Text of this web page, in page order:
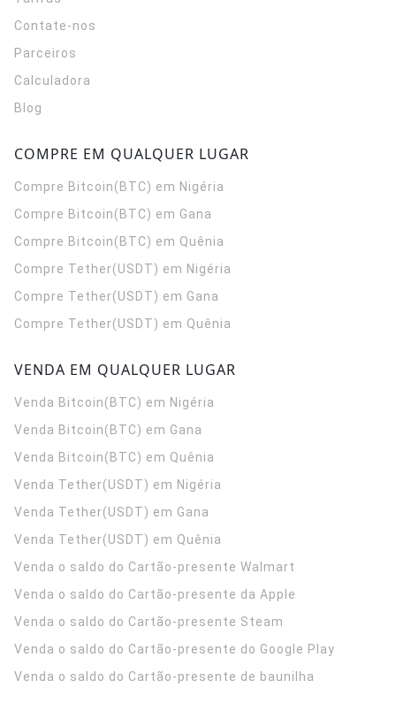
Contate-nos
Parceiros
Calculadora
Blog
COMPRE EM QUALQUER LUGAR
Compre Bitcoin(BTC) em Nigéria
Compre Bitcoin(BTC) em Gana
Compre Bitcoin(BTC) em Quênia
Compre Tether(USDT) em Nigéria
Compre Tether(USDT) em Gana
Compre Tether(USDT) em Quênia
VENDA EM QUALQUER LUGAR
Venda Bitcoin(BTC) em Nigéria
Venda Bitcoin(BTC) em Gana
Venda Bitcoin(BTC) em Quênia
Venda Tether(USDT) em Nigéria
Venda Tether(USDT) em Gana
Venda Tether(USDT) em Quênia
Venda o saldo do Cartão-presente Walmart
Venda o saldo do Cartão-presente da Apple
Venda o saldo do Cartão-presente Steam
Venda o saldo do Cartão-presente do Google Play
Venda o saldo do Cartão-presente de baunilha